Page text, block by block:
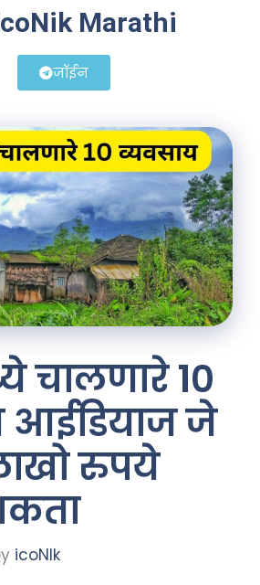
Marathi
जॉईन
चालणारे १०
जे
रुपये
icoNIk